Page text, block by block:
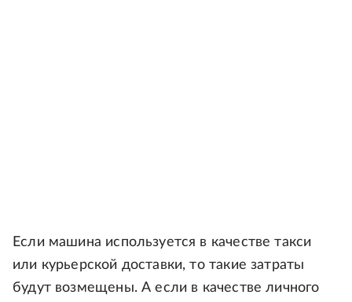
Если машина используется в качестве такси
или курьерской доставки, то такие затраты
будут возмещены. А если в качестве личного